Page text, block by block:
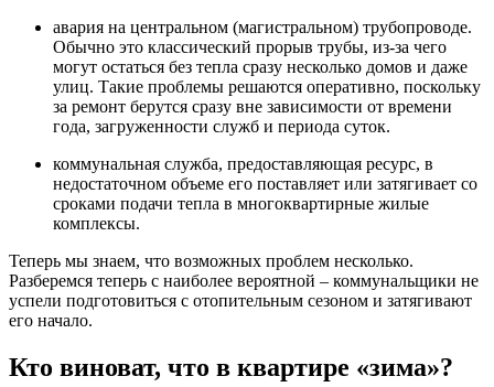
авария на центральном (магистральном) трубопроводе.
Обычно это классический прорыв трубы, из-за чего
могут остаться без тепла сразу несколько домов и даже
улиц. Такие проблемы решаются оперативно, поскольку
за ремонт берутся сразу вне зависимости от времени
года, загруженности служб и периода суток.
коммунальная служба, предоставляющая ресурс, в
недостаточном объеме его поставляет или затягивает со
сроками подачи тепла в многоквартирные жилые
комплексы.
Теперь мы знаем, что возможных проблем несколько.
Разберемся теперь с наиболее вероятной – коммунальщики не
успели подготовиться с отопительным сезоном и затягивают
его начало.
Кто виноват, что в квартире «зима»?